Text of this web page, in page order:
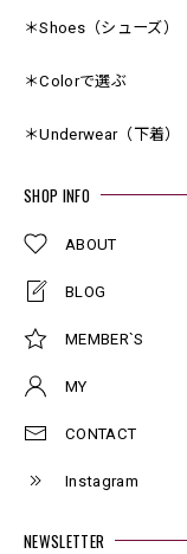
＊Shoes（シューズ）
＊Colorで選ぶ
＊Underwear（下着）
SHOP INFO
ABOUT
BLOG
MEMBER`S
MY
CONTACT
Instagram
NEWSLETTER